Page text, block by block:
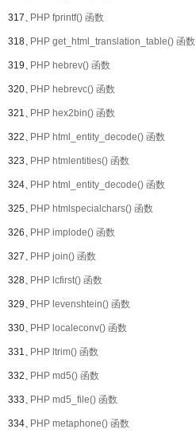
317、PHP fprintf() 函数
318、PHP get_html_translation_table() 函数
319、PHP hebrev() 函数
320、PHP hebrevc() 函数
321、PHP hex2bin() 函数
322、PHP html_entity_decode() 函数
323、PHP htmlentities() 函数
324、PHP html_entity_decode() 函数
325、PHP htmlspecialchars() 函数
326、PHP implode() 函数
327、PHP join() 函数
328、PHP lcfirst() 函数
329、PHP levenshtein() 函数
330、PHP localeconv() 函数
331、PHP ltrim() 函数
332、PHP md5() 函数
333、PHP md5_file() 函数
334、PHP metaphone() 函数